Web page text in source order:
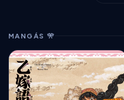
MANGÁS 🎌